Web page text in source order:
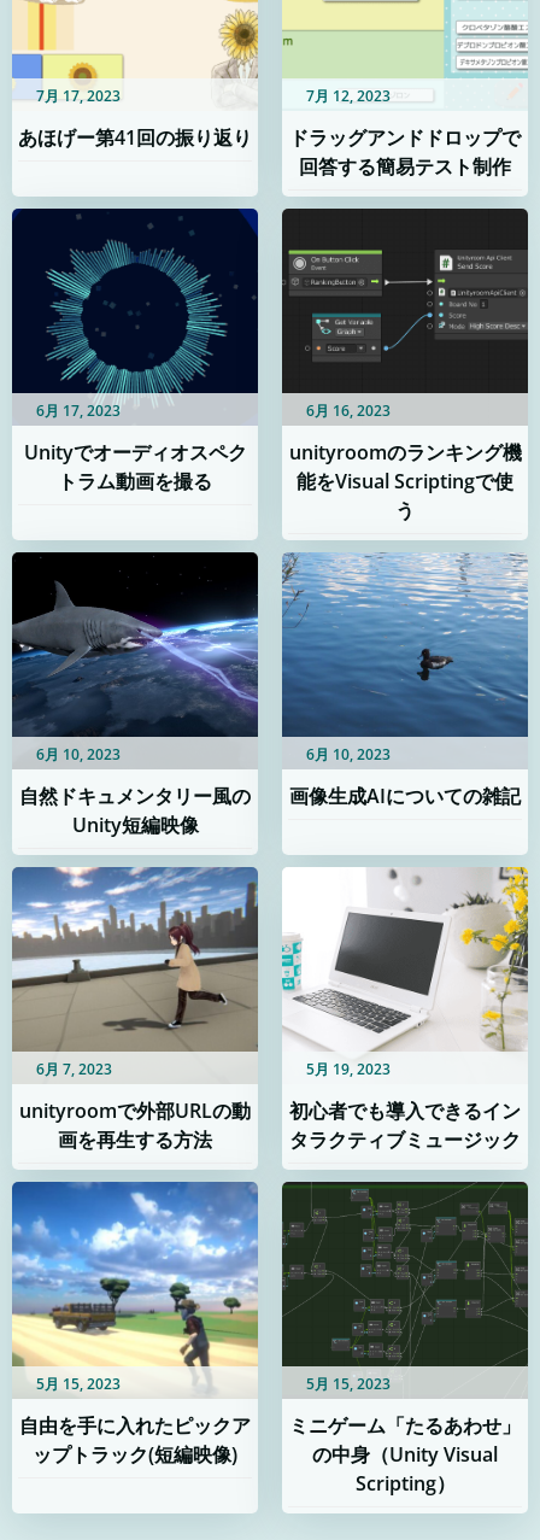
7月 17, 2023
あほげー第41回の振り返り
7月 12, 2023
ドラッグアンドドロップで
回答する簡易テスト制作
6月 17, 2023
Unityでオーディオスペク
トラム動画を撮る
6月 16, 2023
unityroomのランキング機
能をVisual Scriptingで使
う
6月 10, 2023
自然ドキュメンタリー風の
Unity短編映像
6月 10, 2023
画像生成AIについての雑記
6月 7, 2023
unityroomで外部URLの動
画を再生する方法
5月 19, 2023
初心者でも導入できるイン
タラクティブミュージック
5月 15, 2023
自由を手に入れたピックア
ップトラック(短編映像)
5月 15, 2023
ミニゲーム「たるあわせ」
の中身（Unity Visual
Scripting）